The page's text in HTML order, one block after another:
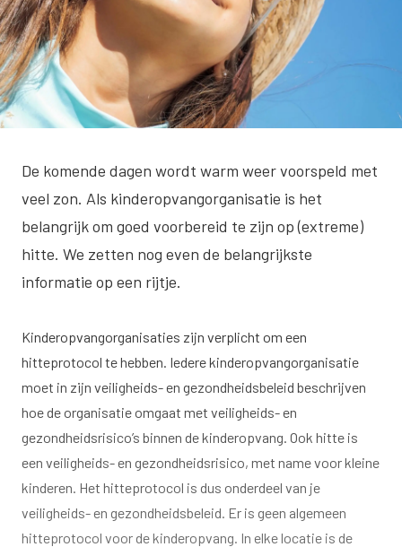
De komende dagen wordt warm weer voorspeld met
veel zon. Als kinderopvangorganisatie is het
belangrijk om goed voorbereid te zijn op (extreme)
hitte. We zetten nog even de belangrijkste
informatie op een rijtje.
Kinderopvangorganisaties zijn verplicht om een
hitteprotocol te hebben. Iedere kinderopvangorganisatie
moet in zijn veiligheids- en gezondheidsbeleid beschrijven
hoe de organisatie omgaat met veiligheids- en
gezondheidsrisico’s binnen de kinderopvang. Ook hitte is
een veiligheids- en gezondheidsrisico, met name voor kleine
kinderen. Het hitteprotocol is dus onderdeel van je
veiligheids- en gezondheidsbeleid. Er is geen algemeen
hitteprotocol voor de kinderopvang. In elke locatie is de